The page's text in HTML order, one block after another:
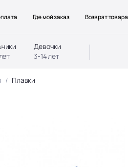
Девочки
3-14 лет
Где мой заказ Возврат товара
Плавки